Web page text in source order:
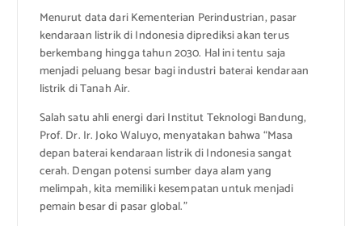
Menurut data dari Kementerian Perindustrian, pasar
kendaraan listrik di Indonesia diprediksi akan terus
berkembang hingga tahun 2030. Hal ini tentu saja
menjadi peluang besar bagi industri baterai kendaraan
listrik di Tanah Air.
Salah satu ahli energi dari Institut Teknologi Bandung,
Prof. Dr. Ir. Joko Waluyo, menyatakan bahwa “Masa
depan baterai kendaraan listrik di Indonesia sangat
cerah. Dengan potensi sumber daya alam yang
melimpah, kita memiliki kesempatan untuk menjadi
pemain besar di pasar global.”